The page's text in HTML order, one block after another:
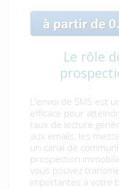
Le rôle
L'envoi de SMS est
efficace pour
taux de lecture
aux emails, les
un canal de
prospection
vous pouvez
importantes à votre